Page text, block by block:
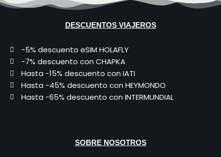
DESCUENTOS VIAJEROS
-5% descuento eSIM HOLAFLY
-7% descuento con CHAPKA
Hasta -15% descuento con IATI
Hasta -45% descuento con HEYMONDO
Hasta -65% descuento con INTERMUNDIAL
SOBRE NOSOTROS